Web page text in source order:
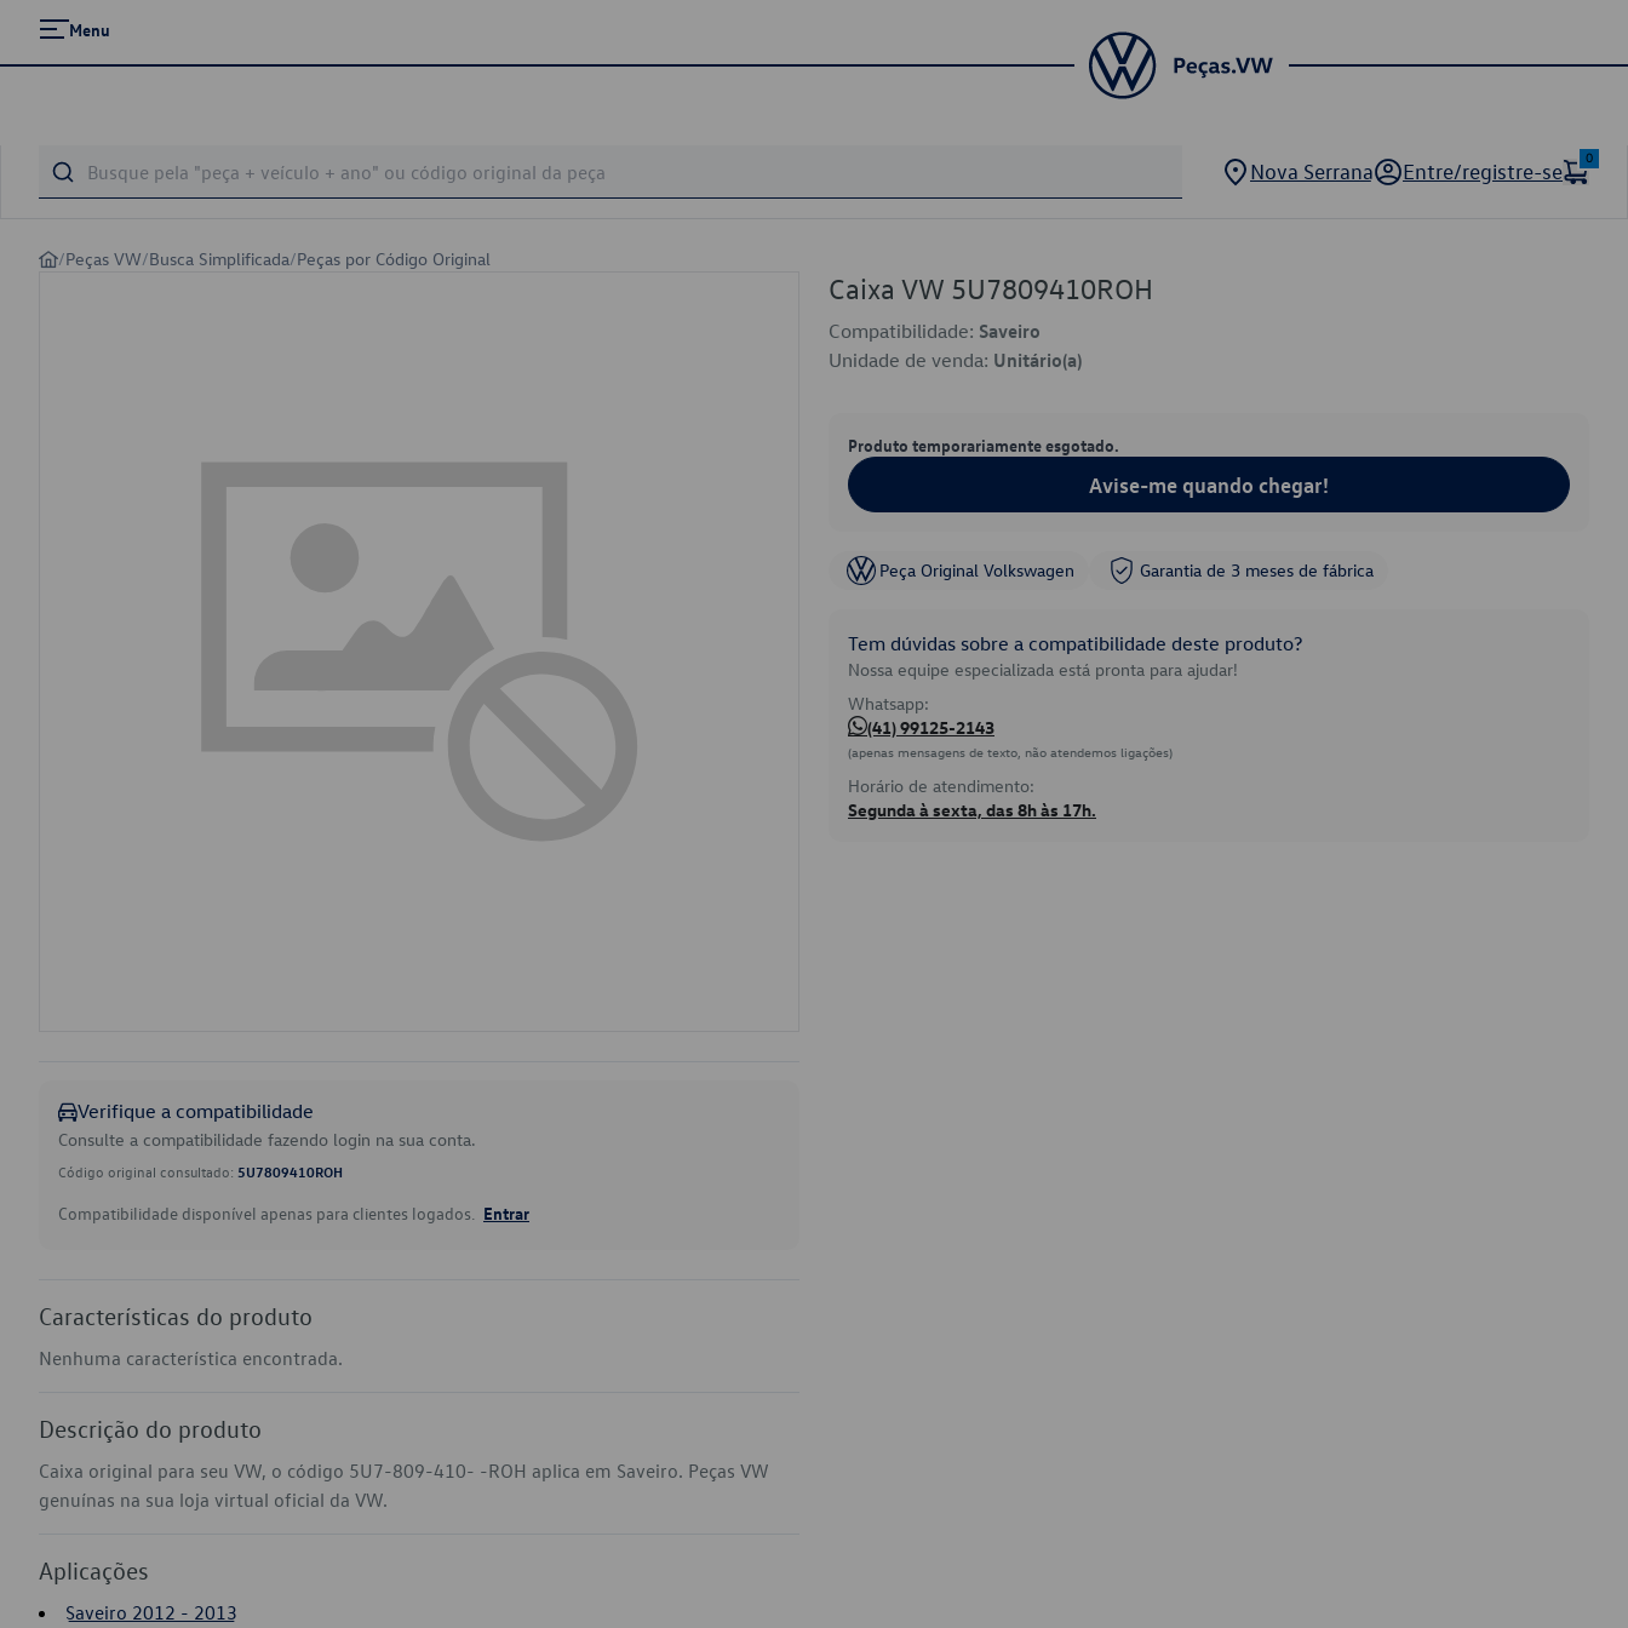
Menu
Nova Serrana Entre/registre-se
0
/Peças VW/Busca Simplificada/Peças por Código Original
Verifique a compatibilidade
Consulte a compatibilidade fazendo login na sua conta.
Código original consultado: 5U7809410ROH
Compatibilidade disponível apenas para clientes logados. Entrar
Características do produto
Nenhuma característica encontrada.
Descrição do produto
Caixa original para seu VW, o código 5U7-809-410- -ROH aplica em Saveiro. Peças VW
genuínas na sua loja virtual oficial da VW.
Aplicações
Saveiro 2012 - 2013
Caixa VW 5U7809410ROH
Compatibilidade: Saveiro
Unidade de venda: Unitário(a)
Produto temporariamente esgotado.
Avise-me quando chegar!
Peça Original Volkswagen Garantia de 3 meses de fábrica
Tem dúvidas sobre a compatibilidade deste produto?
Nossa equipe especializada está pronta para ajudar!
Whatsapp:
(41) 99125-2143
(apenas mensagens de texto, não atendemos ligações)
Horário de atendimento:
Segunda à sexta, das 8h às 17h.